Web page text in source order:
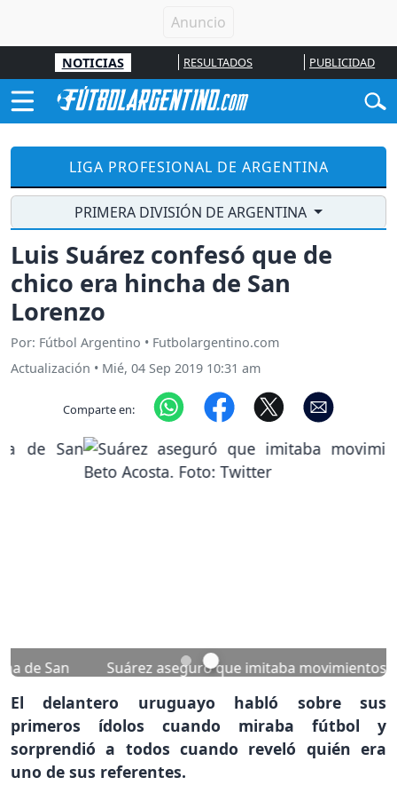
NOTICIAS RESULTADOS PUBLICIDAD
LIGA PROFESIONAL DE ARGENTINA
PRIMERA DIVISIÓN DE ARGENTINA
Luis Suárez confesó que de
chico era hincha de San
Lorenzo
Por: Fútbol Argentino • Futbolargentino.com
Actualización • Mié, 04 Sep 2019 10:31 am
Comparte en:
Suárez aseguró que imitaba movimientos del Beto
El delantero uruguayo habló sobre sus
primeros ídolos cuando miraba fútbol y
sorprendió a todos cuando reveló quién era
uno de sus referentes.